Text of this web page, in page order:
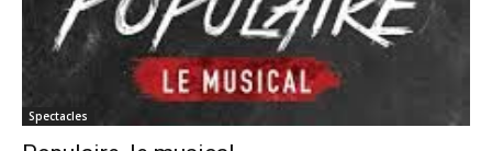
Spectacles